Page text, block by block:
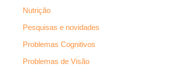
Nutrição
Pesquisas e novidades
Problemas Cognitivos
Problemas de Visão